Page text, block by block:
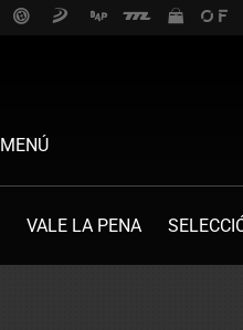
MENÚ
VALE LA PENA